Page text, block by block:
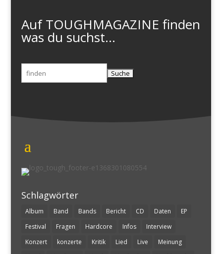
Auf TOUGHMAGAZINE finden
was du suchst...
Suchen
nach:
Schlagwörter
Album Band Bands Bericht CD Daten
EP
Festival
Fragen Hardcore Infos
Interview
Konzert
konzerte Kritik Lied Live
Meinung